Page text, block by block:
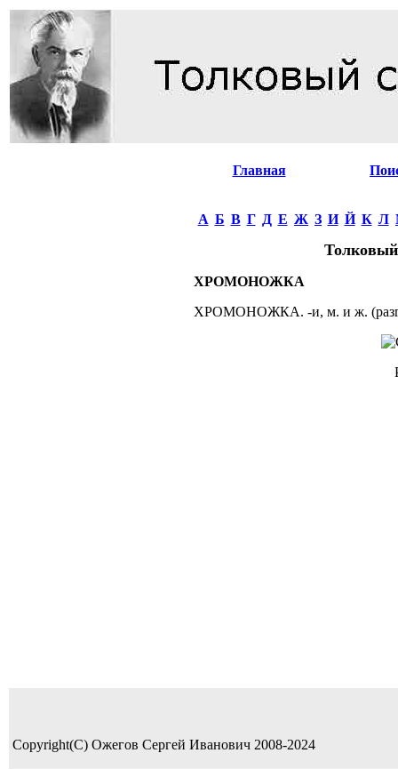
Главная
А Б В Г Д Е Ж З И Й К Л
ХРОМОНОЖКА
ХРОМОНОЖКА. -и, м. и ж.
Copyright(C) Ожегов Сергей Иванович 2008-2024